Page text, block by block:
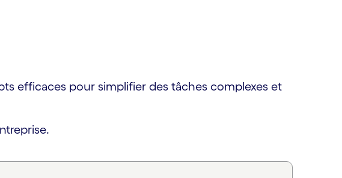
efficaces pour simplifier des tâches complexes et